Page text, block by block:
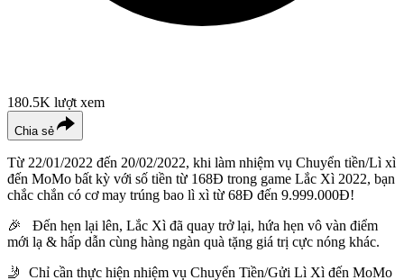
180.5K lượt xem
Chia sẻ
Từ 22/01/2022 đến 20/02/2022, khi làm nhiệm vụ Chuyển tiền/Lì xì
đến MoMo bất kỳ với số tiền từ 168Đ trong game Lắc Xì 2022, bạn
chắc chắn có cơ may trúng bao lì xì từ 68Đ đến 9.999.000Đ!
️🎉 Đến hẹn lại lên, Lắc Xì đã quay trở lại, hứa hẹn vô vàn điểm
mới lạ & hấp dẫn cùng hàng ngàn quà tặng giá trị cực nóng khác.
🤳 Chỉ cần thực hiện nhiệm vụ Chuyển Tiền/Gửi Lì Xì đến MoMo